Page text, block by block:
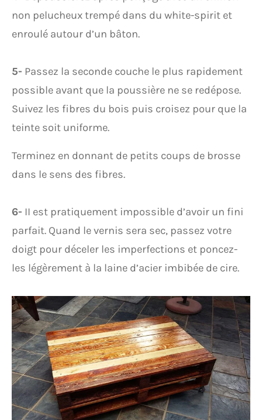
non pelucheux trempé dans du white-spirit et
enroulé autour d’un bâton.
5- Passez la seconde couche le plus rapidement
possible avant que la poussière ne se redépose.
Suivez les fibres du bois puis croisez pour que la
teinte soit uniforme.
Terminez en donnant de petits coups de brosse
dans le sens des fibres.
6- II est pratiquement impossible d’avoir un fini
parfait. Quand le vernis sera sec, passez votre
doigt pour déceler les imperfections et poncez-
les légèrement à la laine d’acier imbibée de cire.